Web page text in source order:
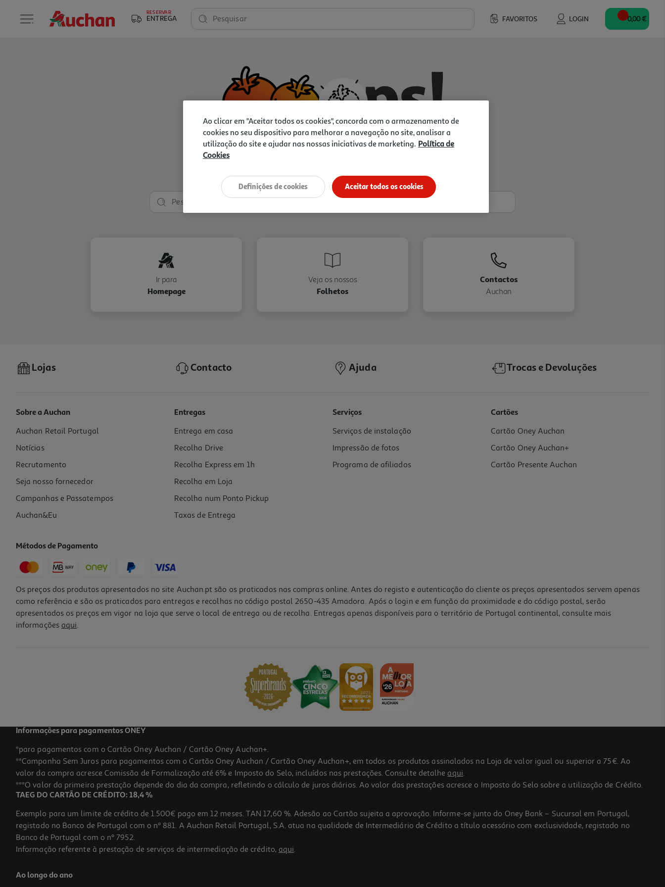
RESERVAR
ENTREGA FAVORITOS LOGIN
Pesquisar 0,00 €
Vamos tentar de novo?
Ir para
Homepage
Veja os nossos
Folhetos
Contactos
Auchan
Lojas Contacto Ajuda Trocas e Devoluções
Sobre a Auchan
Auchan Retail Portugal
Notícias
Recrutamento
Seja nosso fornecedor
Campanhas e Passatempos
Auchan&Eu
Entregas
Entrega em casa
Recolha Drive
Recolha Express em 1h
Recolha em Loja
Recolha num Ponto Pickup
Taxas de Entrega
Serviços
Serviços de instalação
Impressão de fotos
Programa de afiliados
Cartões
Cartão Oney Auchan
Cartão Oney Auchan+
Cartão Presente Auchan
Métodos de Pagamento
Os preços dos produtos apresentados no site Auchan.pt são os praticados nas compras online. Antes do registo e autenticação do cliente os preços apresentados servem apenas
como referência e são os praticados para entregas e recolhas no código postal 2650-435 Amadora. Após o login e em função da proximidade e do código postal, serão
apresentados os preços em vigor na loja que serve o local de entrega ou de recolha. Entregas apenas disponíveis para o território de Portugal continental, consulte mais
informações aqui.
Informações para pagamentos ONEY
*para pagamentos com o Cartão Oney Auchan / Cartão Oney Auchan+.
**Campanha Sem Juros para pagamentos com o Cartão Oney Auchan / Cartão Oney Auchan+, em todos os produtos assinalados na Loja de valor igual ou superior a 75€. Ao
valor da compra acresce Comissão de Formalização até 6% e Imposto do Selo, incluídos nas prestações. Consulte detalhe aqui.
***O valor da primeira prestação depende do dia da compra, refletindo o cálculo de juros diários. Ao valor das prestações acresce o Imposto do Selo sobre a utilização de Crédito.
TAEG DO CARTÃO DE CRÉDITO: 18,4 %
Exemplo para um limite de crédito de 1.500€ pago em 12 meses. TAN 17,60 %. Adesão ao Cartão sujeita a aprovação. Informe-se junto do Oney Bank – Sucursal em Portugal,
registado no Banco de Portugal com o nº 881. A Auchan Retail Portugal, S.A. atua na qualidade de Intermediário de Crédito a título acessório com exclusividade, registado no
Banco de Portugal com o nº 7952.
Informação referente à prestação de serviços de intermediação de crédito, aqui.
Ao longo do ano
Ao clicar em "Aceitar todos os cookies", concorda com o armazenamento de
cookies no seu dispositivo para melhorar a navegação no site, analisar a
utilização do site e ajudar nas nossas iniciativas de marketing. Política de
Cookies
Aceitar todos os cookies
Definições de cookies